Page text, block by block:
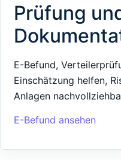
Prüfung
E-Befund,
Einschätzung helfen,
Anlagen
E-Befund ansehen